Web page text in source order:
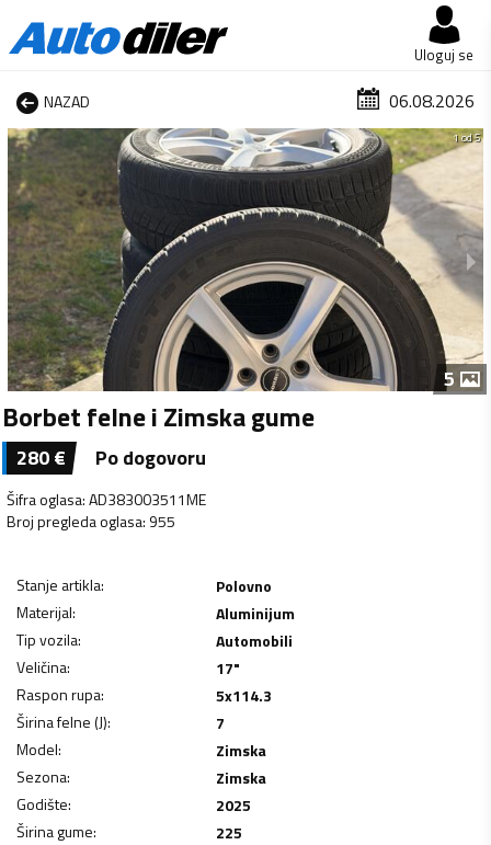
Uloguj se
NAZAD 06.08.2026
1 od 5
5
Borbet felne i Zimska gume
280€ Po dogovoru
Šifra oglasa:AD383003511ME
Broj pregleda oglasa: 955
Stanje artikla:
Polovno
Materijal:
Aluminijum
Tip vozila:
Automobili
Veličina:
17"
Raspon rupa:
5x114.3
Širina felne (J):
7
Model:
Zimska
Sezona:
Zimska
Godište:
2025
Širina gume:
225